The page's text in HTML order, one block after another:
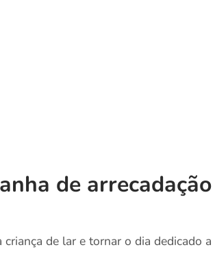
de
de lar e tornar o dia dedicado a